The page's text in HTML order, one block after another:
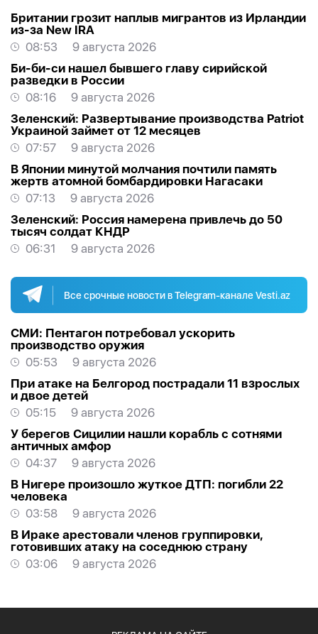
Британии грозит наплыв мигрантов из Ирландии
из-за New IRA
08:53
9 августа 2026
Би-би-си нашел бывшего главу сирийской
разведки в России
08:16
9 августа 2026
Зеленский: Развертывание производства Patriot
Украиной займет от 12 месяцев
07:57
9 августа 2026
В Японии минутой молчания почтили память
жертв атомной бомбардировки Нагасаки
07:13
9 августа 2026
Зеленский: Россия намерена привлечь до 50
тысяч солдат КНДР
06:31
9 августа 2026
Все срочные новости в Telegram-канале Vesti.az
СМИ: Пентагон потребовал ускорить
производство оружия
05:53
9 августа 2026
При атаке на Белгород пострадали 11 взрослых
и двое детей
05:15
9 августа 2026
У берегов Сицилии нашли корабль с сотнями
античных амфор
04:37
9 августа 2026
В Нигере произошло жуткое ДТП: погибли 22
человека
03:58
9 августа 2026
В Ираке арестовали членов группировки,
готовивших атаку на соседнюю страну
03:06
9 августа 2026